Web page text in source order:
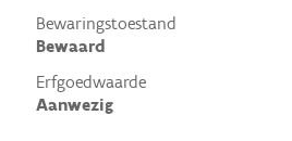
Bewaringstoestand
Bewaard
Erfgoedwaarde
Aanwezig